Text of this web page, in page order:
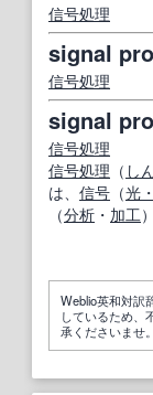
信号処理
signal
信号処理
signal
信号処理
信号処理 （ し
は、 信号 （光
（分析 ・ 加工
Weblio英和対訳
しているため、
承くださいませ。